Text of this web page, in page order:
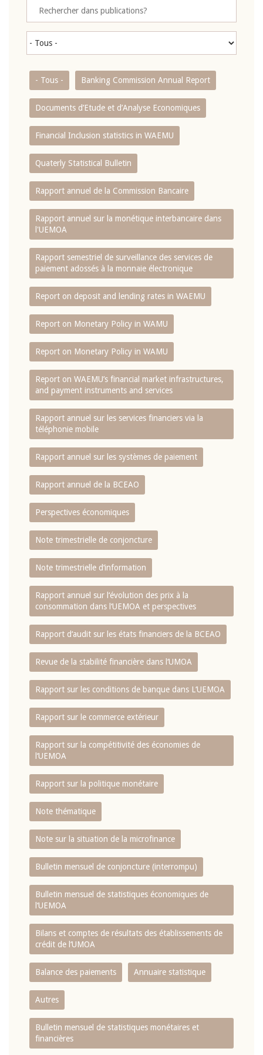
- Tous - Banking Commission Annual Report
Documents d’Etude et d’Analyse Economiques
Financial Inclusion statistics in WAEMU
Quaterly Statistical Bulletin
Rapport annuel de la Commission Bancaire
Rapport annuel sur la monétique interbancaire dans
l'UEMOA
Rapport semestriel de surveillance des services de
paiement adossés à la monnaie électronique
Report on deposit and lending rates in WAEMU
Report on Monetary Policy in WAMU
Report on Monetary Policy in WAMU
Report on WAEMU’s financial market infrastructures,
and payment instruments and services
Rapport annuel sur les services financiers via la
téléphonie mobile
Rapport annuel sur les systèmes de paiement
Rapport annuel de la BCEAO
Perspectives économiques
Note trimestrielle de conjoncture
Note trimestrielle d‘information
Rapport annuel sur l‘évolution des prix à la
consommation dans l‘UEMOA et perspectives
Rapport d‘audit sur les états financiers de la BCEAO
Revue de la stabilité financière dans l‘UMOA
Rapport sur les conditions de banque dans L‘UEMOA
Rapport sur le commerce extérieur
Rapport sur la compétitivité des économies de
l‘UEMOA
Rapport sur la politique monétaire
Note thématique
Note sur la situation de la microfinance
Bulletin mensuel de conjoncture (interrompu)
Bulletin mensuel de statistiques économiques de
l‘UEMOA
Bilans et comptes de résultats des établissements de
crédit de l‘UMOA
Balance des paiements Annuaire statistique
Autres
Bulletin mensuel de statistiques monétaires et
financières